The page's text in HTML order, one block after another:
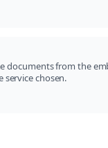
documents from the
chosen.